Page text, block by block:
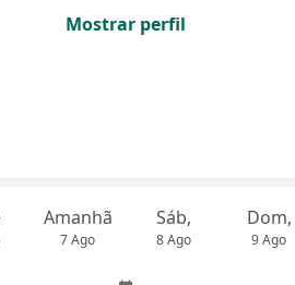
Mostrar perfil
Amanhã
7 Ago
Sáb,
8 Ago
Dom,
9 Ago